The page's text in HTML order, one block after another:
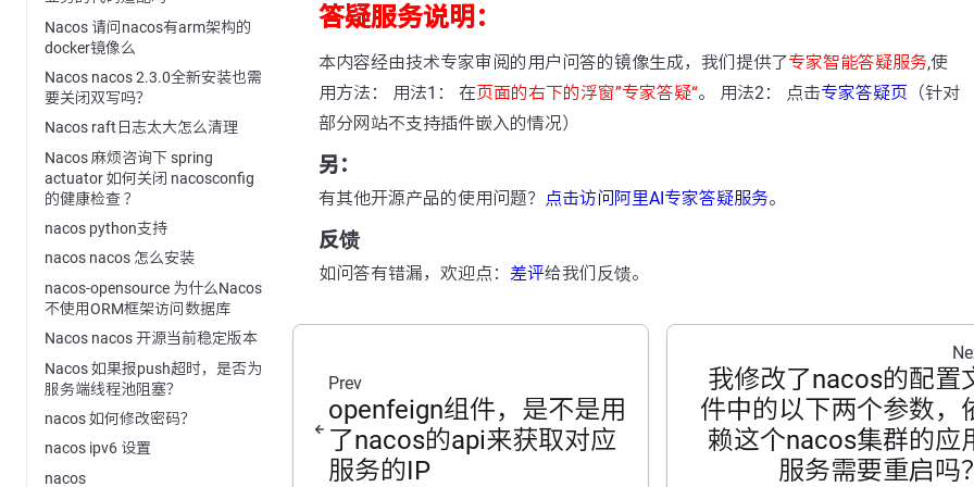
Nacos 请问nacos有arm架构的
docker镜像么
Nacos nacos 2.3.0全新安装也需
要关闭双写吗？
Nacos raft日志太大怎么清理
Nacos 麻烦咨询下 spring
actuator 如何关闭 nacosconfig
的健康检查 ？
nacos python支持
nacos nacos 怎么安装
nacos-opensource 为什么Nacos
不使用ORM框架访问数据库
Nacos nacos 开源当前稳定版本
Nacos 如果报push超时，是否为
服务端线程池阻塞？
nacos 如何修改密码？
nacos ipv6 设置
nacos
答疑服务说明：
本内容经由技术专家审阅的用户问答的镜像生成，我们提供了专家智能答疑服务,使
用方法： 用法1： 在页面的右下的浮窗”专家答疑“。 用法2： 点击专家答疑页 （针对
部分网站不支持插件嵌入的情况）
另：
有其他开源产品的使用问题？ 点击访问阿里AI专家答疑服务。
反馈
如问答有错漏，欢迎点： 差评给我们反馈。
Prev
openfeign组件，是不是用
了nacos的api来获取对应
服务的IP
我修改了nacos的配置
件中的以下两个参数，
赖这个nacos集群的应
服务需要重启吗？